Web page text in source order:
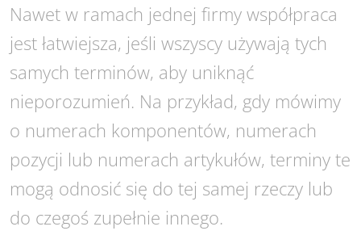
Nawet w ramach jednej firmy współpraca
jest łatwiejsza, jeśli wszyscy używają tych
samych terminów, aby uniknąć
nieporozumień. Na przykład, gdy mówimy
o numerach komponentów, numerach
pozycji lub numerach artykułów, terminy te
mogą odnosić się do tej samej rzeczy lub
do czegoś zupełnie innego.